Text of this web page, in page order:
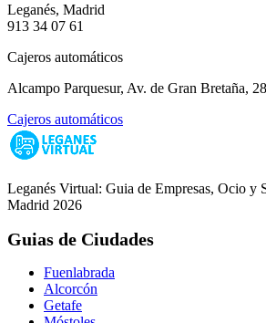
Leganés, Madrid
913 34 07 61
Cajeros automáticos
Alcampo Parquesur, Av. de Gran Bretaña,
Cajeros automáticos
Leganés Virtual: Guia de Empresas, Ocio y
Madrid 2026
Guias de Ciudades
Fuenlabrada
Alcorcón
Getafe